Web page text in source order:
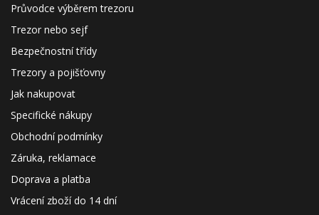
Průvodce výběrem trezoru
Trezor nebo sejf
Bezpečnostní třídy
Trezory a pojišťovny
Jak nakupovat
Specifické nákupy
Obchodní podmínky
Záruka, reklamace
Doprava a platba
Vrácení zboží do 14 dní